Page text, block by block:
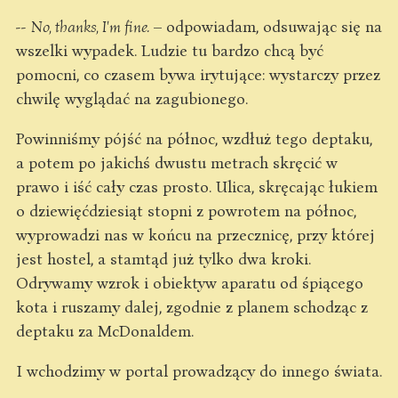
-- No, thanks, I'm fine. – odpowiadam, odsuwając się na
wszelki wypadek. Ludzie tu bardzo chcą być
pomocni, co czasem bywa irytujące: wystarczy przez
chwilę wyglądać na zagubionego.
Powinniśmy pójść na północ, wzdłuż tego deptaku,
a potem po jakichś dwustu metrach skręcić w
prawo i iść cały czas prosto. Ulica, skręcając łukiem
o dziewięćdziesiąt stopni z powrotem na północ,
wyprowadzi nas w końcu na przecznicę, przy której
jest hostel, a stamtąd już tylko dwa kroki.
Odrywamy wzrok i obiektyw aparatu od śpiącego
kota i ruszamy dalej, zgodnie z planem schodząc z
deptaku za McDonaldem.
I wchodzimy w portal prowadzący do innego świata.